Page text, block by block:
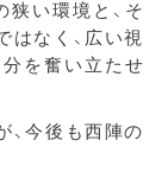
い環境と、そ
はなく、広い視
分を奮い立たせ
今後も西陣の